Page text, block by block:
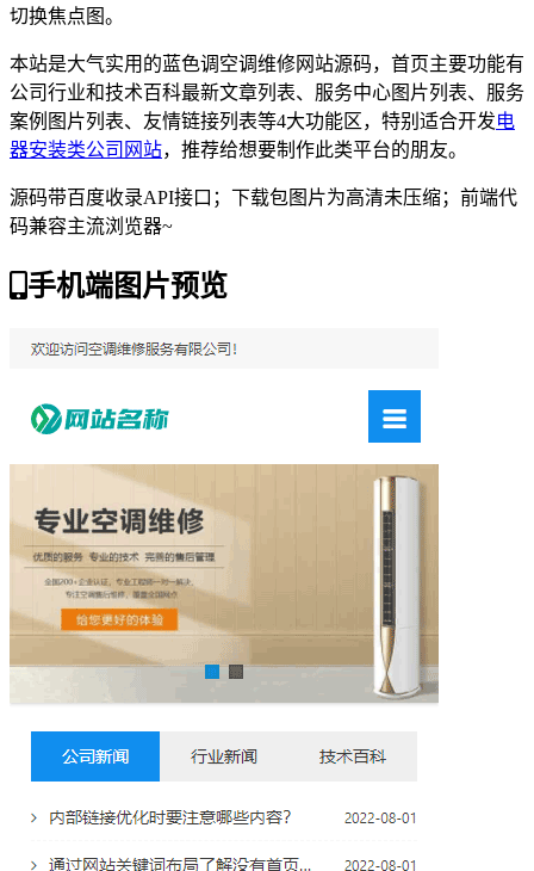
切换焦点图。
本站是大气实用的蓝色调空调维修网站源码，首页主要功能有
公司行业和技术百科最新文章列表、服务中心图片列表、服务
案例图片列表、友情链接列表等4大功能区，特别适合开发电
器安装类公司网站，推荐给想要制作此类平台的朋友。
源码带百度收录API接口；下载包图片为高清未压缩；前端代
码兼容主流浏览器~
手机端图片预览